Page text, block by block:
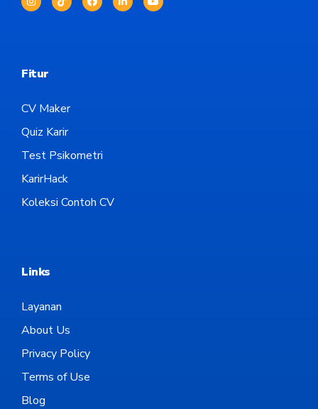
Fitur
CV Maker
Quiz Karir
Test Psikometri
KarirHack
Koleksi Contoh CV
Links
Layanan
About Us
Privacy Policy
Terms of Use
Blog